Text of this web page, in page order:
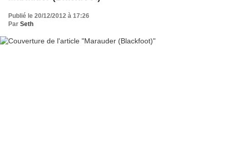
Publié le 20/12/2012 à 17:26
Par Seth